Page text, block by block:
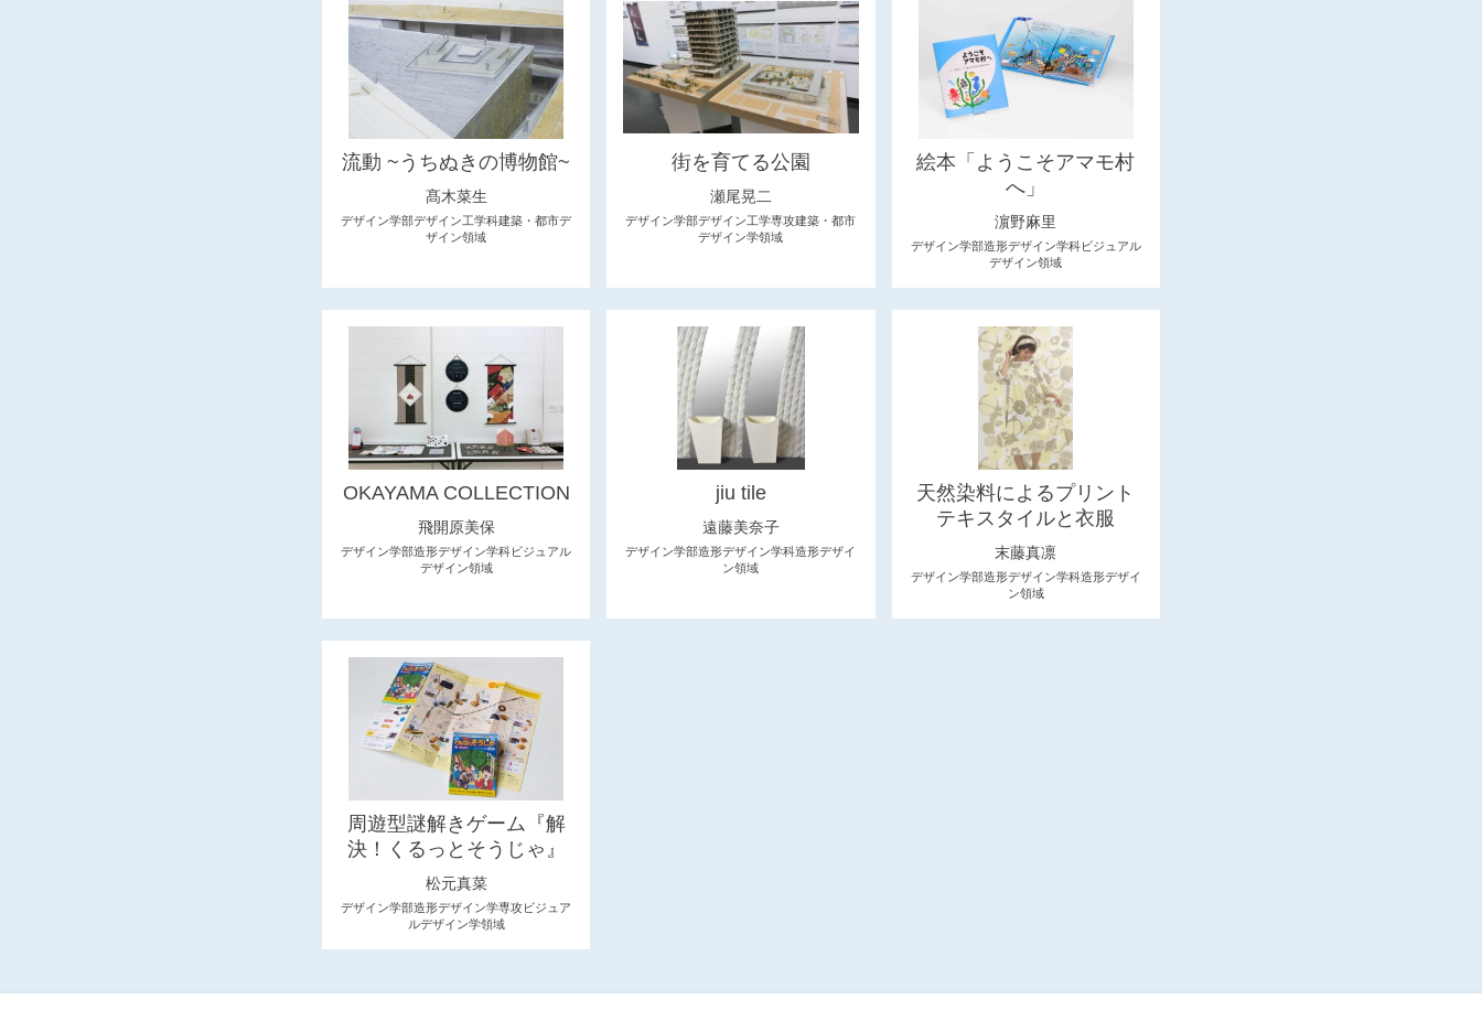
流動 ~うちぬきの博物館~
髙木菜生
デザイン学部デザイン工学科建築・都市デ
ザイン領域
街を育てる公園
瀬尾晃二
デザイン学部デザイン工学専攻建築・都市
デザイン学領域
絵本「ようこそアマモ村
へ」
濵野麻里
デザイン学部造形デザイン学科ビジュアル
デザイン領域
OKAYAMA COLLECTION
飛開原美保
デザイン学部造形デザイン学科ビジュアル
デザイン領域
jiu tile
遠藤美奈子
デザイン学部造形デザイン学科造形デザイ
ン領域
天然染料によるプリント
テキスタイルと衣服
末藤真凛
デザイン学部造形デザイン学科造形デザイ
ン領域
周遊型謎解きゲーム『解
決！くるっとそうじゃ』
松元真菜
デザイン学部造形デザイン学専攻ビジュア
ルデザイン学領域